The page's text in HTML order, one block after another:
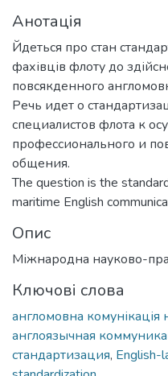
Анотація
Йдеться про стан
фахівців флоту до
повсякденного
Речь идет о
специалистов флота к
профессионального и
общения.
The question is the
maritime English
Опис
Міжнародна науково-
Ключові слова
англомовна комунікація
англоязычная
стандартизация, English-